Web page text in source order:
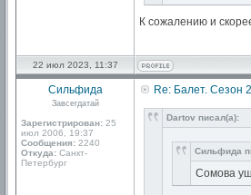
К сожалению и
22 июл 2023, 11:37
Сильфида
Завсегдатай
Зарегистрирован: 25
июл 2006, 19:37
Сообщения: 2240
Откуда: Санкт-
Петербург
Re: Балет. Сезон
Dartov писал(а):
Сильфида
Сомова